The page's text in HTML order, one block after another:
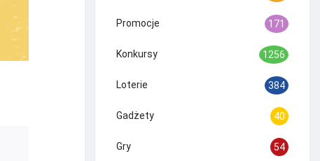
Promocje 171
Konkursy 1256
Loterie 384
Gadżety 40
Gry 54